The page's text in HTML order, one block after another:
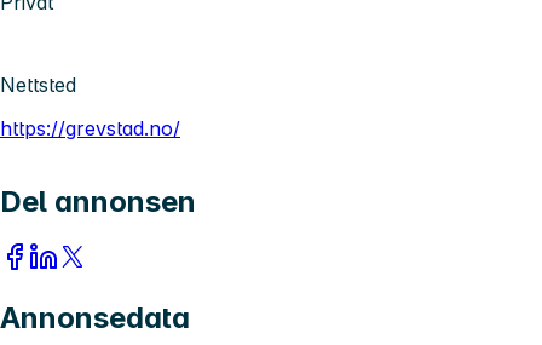
Nettsted
https://grevstad.no/
Del annonsen
Annonsedata